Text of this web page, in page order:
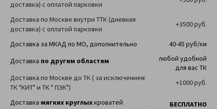
доставка) с оплатой парковки
Доставка по Москве внутри ТТК (дневная
доставка) с оплатой парковки
+3500 руб.
Доставка за МКАД по МО, дополнительно
40-45 руб/км
Доставка по другим областям
любой удобной
для вас ТК
Доставка по Москве до ТК ( за исключением
ТК "КИТ" и ТК " ПЭК")
+1000 руб.
Доставка мягких круглыхкроватей
БЕСПЛАТНО